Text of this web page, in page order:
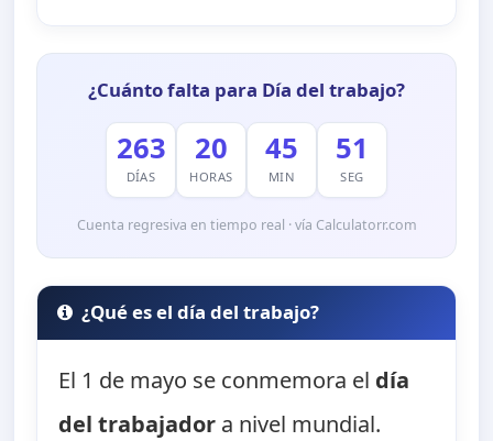
¿Cuánto falta para Día del trabajo?
263
DÍAS
20
HORAS
45
MIN
50
SEG
Cuenta regresiva en tiempo real · vía Calculatorr.com
¿Qué es el día del trabajo?
El 1 de mayo se conmemora el día
del trabajador a nivel mundial.